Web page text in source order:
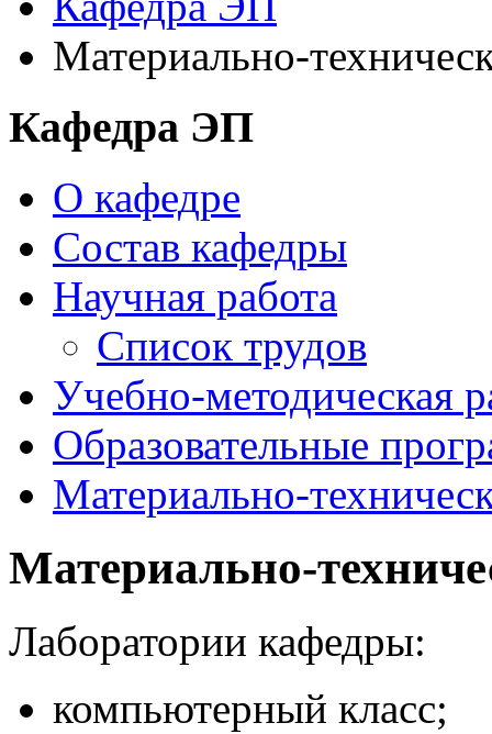
Материально-
Кафедра ЭП
О кафедре
Состав кафедры
Научная работа
Список трудов
Учебно-методическая
Образовательные
Материально-
Материально-
Лаборатории кафедры:
компьютерный класс;